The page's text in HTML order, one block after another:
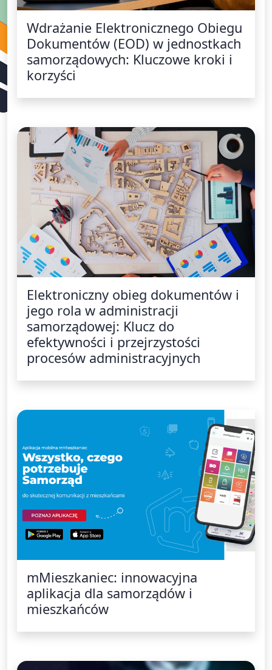
Wdrażanie Elektronicznego Obiegu
Dokumentów (EOD) w jednostkach
samorządowych: Kluczowe kroki i
korzyści
Elektroniczny obieg dokumentów i
jego rola w administracji
samorządowej: Klucz do
efektywności i przejrzystości
procesów administracyjnych
mMieszkaniec: innowacyjna
aplikacja dla samorządów i
mieszkańców